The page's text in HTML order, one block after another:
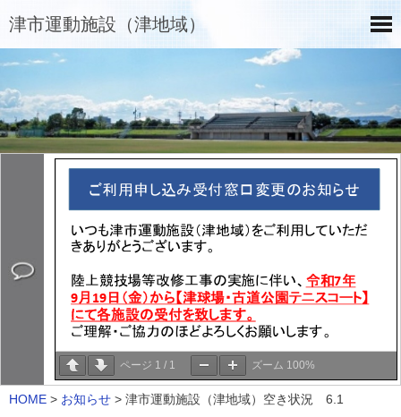
津市運動施設（津地域）
ページ 1 / 1 ズーム 100%
HOME > お知らせ > 津市運動施設（津地域）空き状況 6.1